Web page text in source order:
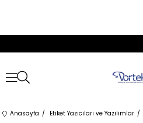
Anasayfa Etiket Yazıcıları ve Yazılımlar